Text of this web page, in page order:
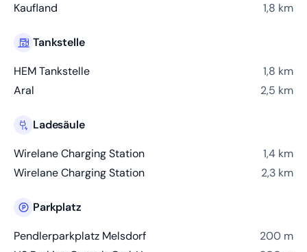
Kaufland
1,8 km
Tankstelle
HEM Tankstelle
1,8 km
Aral
2,5 km
Ladesäule
Wirelane Charging Station
1,4 km
Wirelane Charging Station
2,3 km
Parkplatz
Pendlerparkplatz Melsdorf
200 m